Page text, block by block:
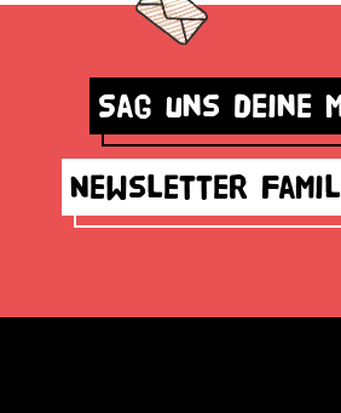
Sag uns deine
Newsletter